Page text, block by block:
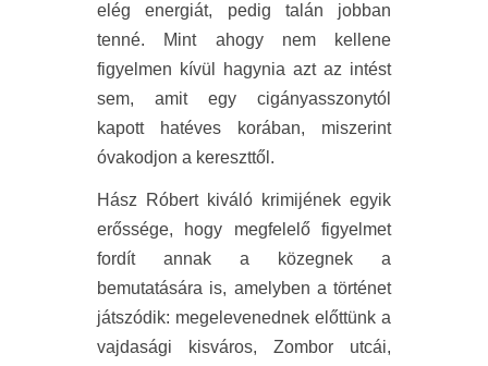
elég energiát, pedig talán jobban
tenné. Mint ahogy nem kellene
figyelmen kívül hagynia azt az intést
sem, amit egy cigányasszonytól
kapott hatéves korában, miszerint
óvakodjon a kereszttől.
Hász Róbert kiváló krimijének egyik
erőssége, hogy megfelelő figyelmet
fordít annak a közegnek a
bemutatására is, amelyben a történet
játszódik: megelevenednek előttünk a
vajdasági kisváros, Zombor utcái,